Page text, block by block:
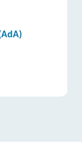
| Hefe
Hameln